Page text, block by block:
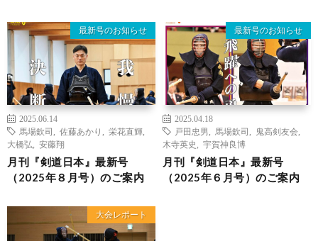
最新号のお知らせ
2025.06.14
馬場欽司
佐藤あかり 栄花直輝
大橋弘
安藤翔
月刊『剣道日本』最新号
（2025年８月号）のご案内
最新号のお知らせ
2025.04.18
戸田忠男
馬場欽司 鬼高剣友会
木寺英史
宇賀神良博
月刊『剣道日本』最新号
（2025年６月号）のご案内
大会レポート